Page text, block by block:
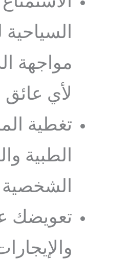
مواجهة
لأي
تغطية
الطبية
الشخصية
تعويضك